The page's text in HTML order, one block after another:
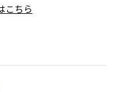
こちら